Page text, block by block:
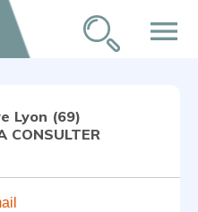
menu
Lyon (69)
CONSULTER